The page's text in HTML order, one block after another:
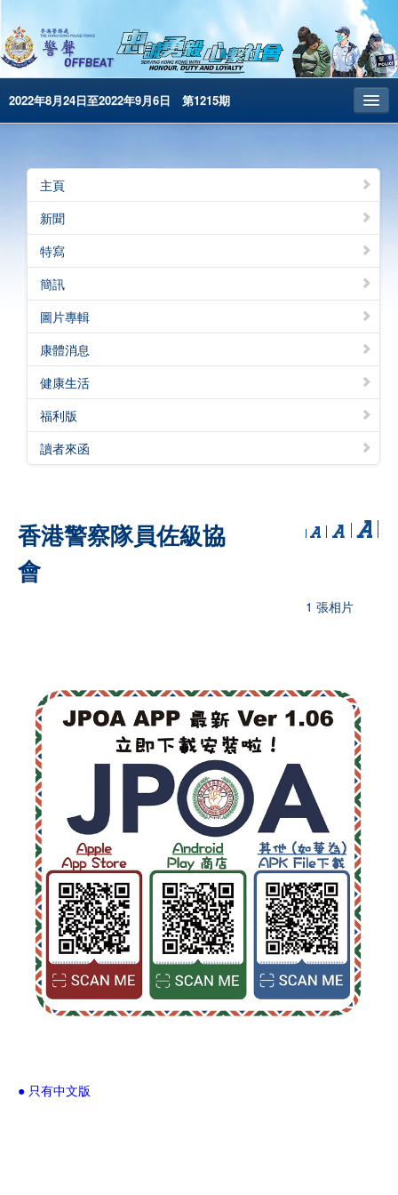
2022年8月24日至2022年9月6日 第1215期
昔日警聲
警務處主頁
简体版
English
電子書版
警聲特刊
主頁
新聞
特寫
簡訊
圖片專輯
康體消息
健康生活
福利版
讀者來函
香港警察隊員佐級協
會
1 張相片
● 只有中文版